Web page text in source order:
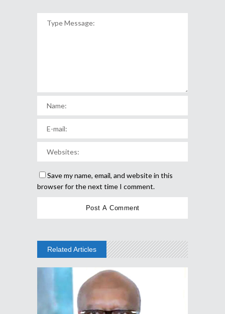
Save my name, email, and website in this
browser for the next time I comment.
Related Articles